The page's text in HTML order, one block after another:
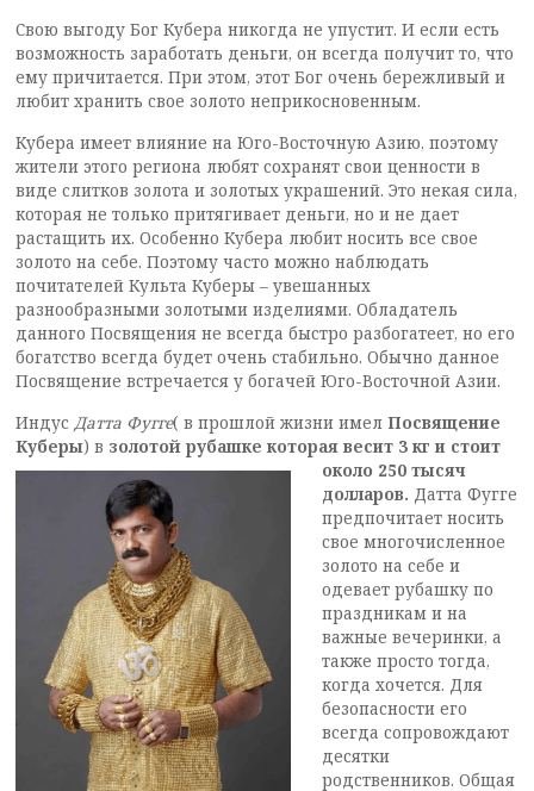
Свою выгоду Бог Кубера никогда не упустит. И если есть
возможность заработать деньги, он всегда получит то, что
ему причитается. При этом, этот Бог очень бережливый и
любит хранить свое золото неприкосновенным.
Кубера имеет влияние на Юго-Восточную Азию, поэтому
жители этого региона любят сохранят свои ценности в
виде слитков золота и золотых украшений. Это некая сила,
которая не только притягивает деньги, но и не дает
растащить их. Особенно Кубера любит носить все свое
золото на себе. Поэтому часто можно наблюдать
почитателей Культа Куберы – увешанных
разнообразными золотыми изделиями. Обладатель
данного Посвящения не всегда быстро разбогатеет, но его
богатство всегда будет очень стабильно. Обычно данное
Посвящение встречается у богачей Юго-Восточной Азии.
Индус Датта Фугге( в прошлой жизни имел Посвящение
Куберы) в золотой рубашке которая весит 3 кг и стоит
около 250 тысяч
долларов. Датта Фугге
предпочитает носить
свое многочисленное
золото на себе и
одевает рубашку по
праздникам и на
важные вечеринки, а
также просто тогда,
когда хочется. Для
безопасности его
всегда сопровождают
десятки
родственников. Общая